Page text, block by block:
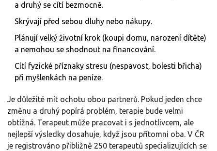
a druhý se cítí bezmocně.
Skrývají před sebou dluhy nebo nákupy.
Plánují velký životní krok (koupi domu, narození dítěte)
a nemohou se shodnout na financování.
Cítí fyzické příznaky stresu (nespavost, bolesti břicha)
při myšlenkách na peníze.
Je důležité mít ochotu obou partnerů. Pokud jeden chce
změnu a druhý popírá problém, terapie bude velmi
obtížná. Terapeut může pracovat i s jednotlivcem, ale
nejlepší výsledky dosahuje, když jsou přítomni oba. V ČR
je registrováno přibližně 250 terapeutů specializujících se